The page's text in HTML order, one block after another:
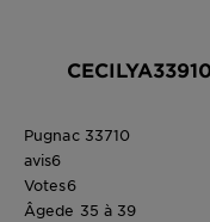
Pugnac 33710
avis6
Votes6
Âgede 35 à 39